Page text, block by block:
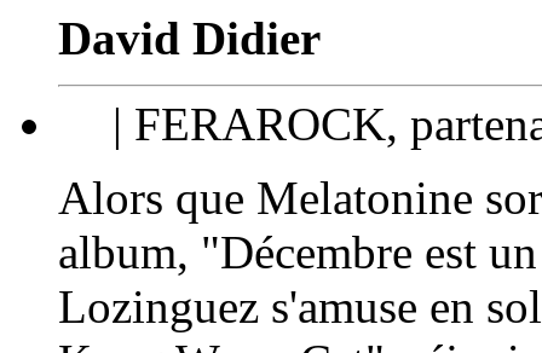
David Didier
| FERAROCK,
Alors que Melatonine
album, "Décembre est
Lozinguez s'amuse en